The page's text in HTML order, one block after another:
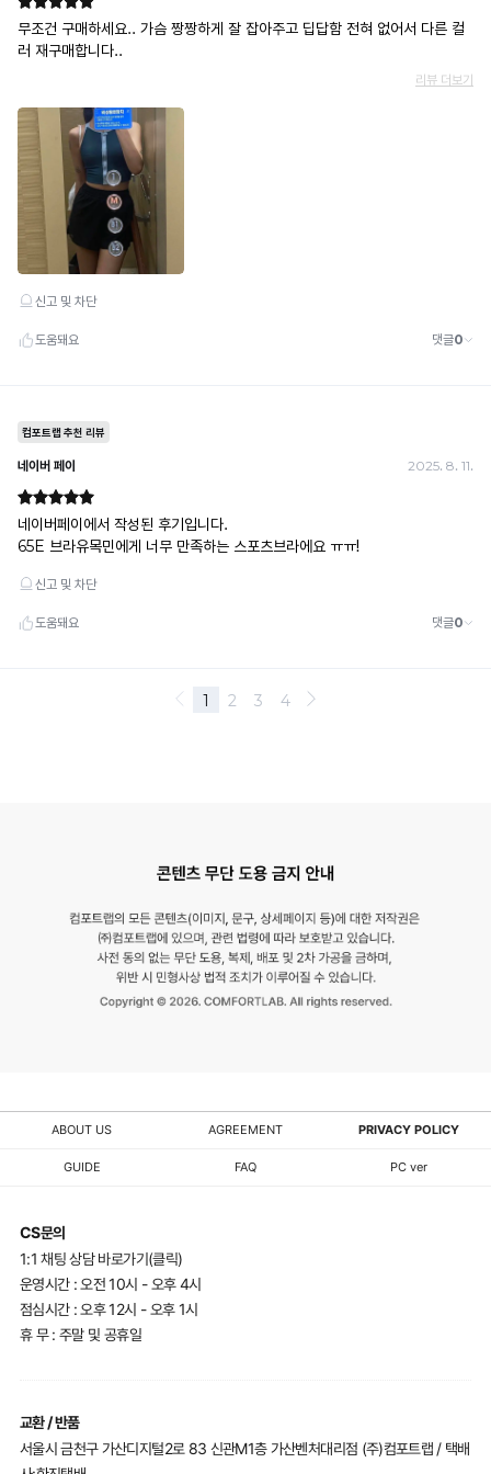
ABOUT US AGREEMENT PRIVACY POLICY
GUIDE FAQ PC ver
CS문의
1:1 채팅 상담 바로가기(클릭)
운영시간 : 오전 10시 - 오후 4시
점심시간 : 오후 12시 - 오후 1시
휴 무 : 주말 및 공휴일
교환 / 반품
서울시 금천구 가산디지털2로 83 신관M1층 가산벤처대리점 (주)컴포트랩 / 택배